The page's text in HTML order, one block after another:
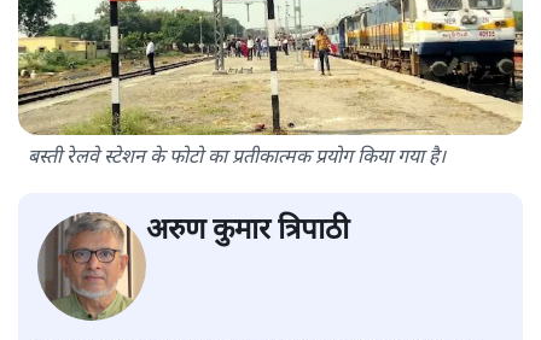
बस्ती रेलवे स्टेशन के फोटो का प्रतीकात्मक प्रयोग किया गया है।
अरुण कुमार त्रिपाठी